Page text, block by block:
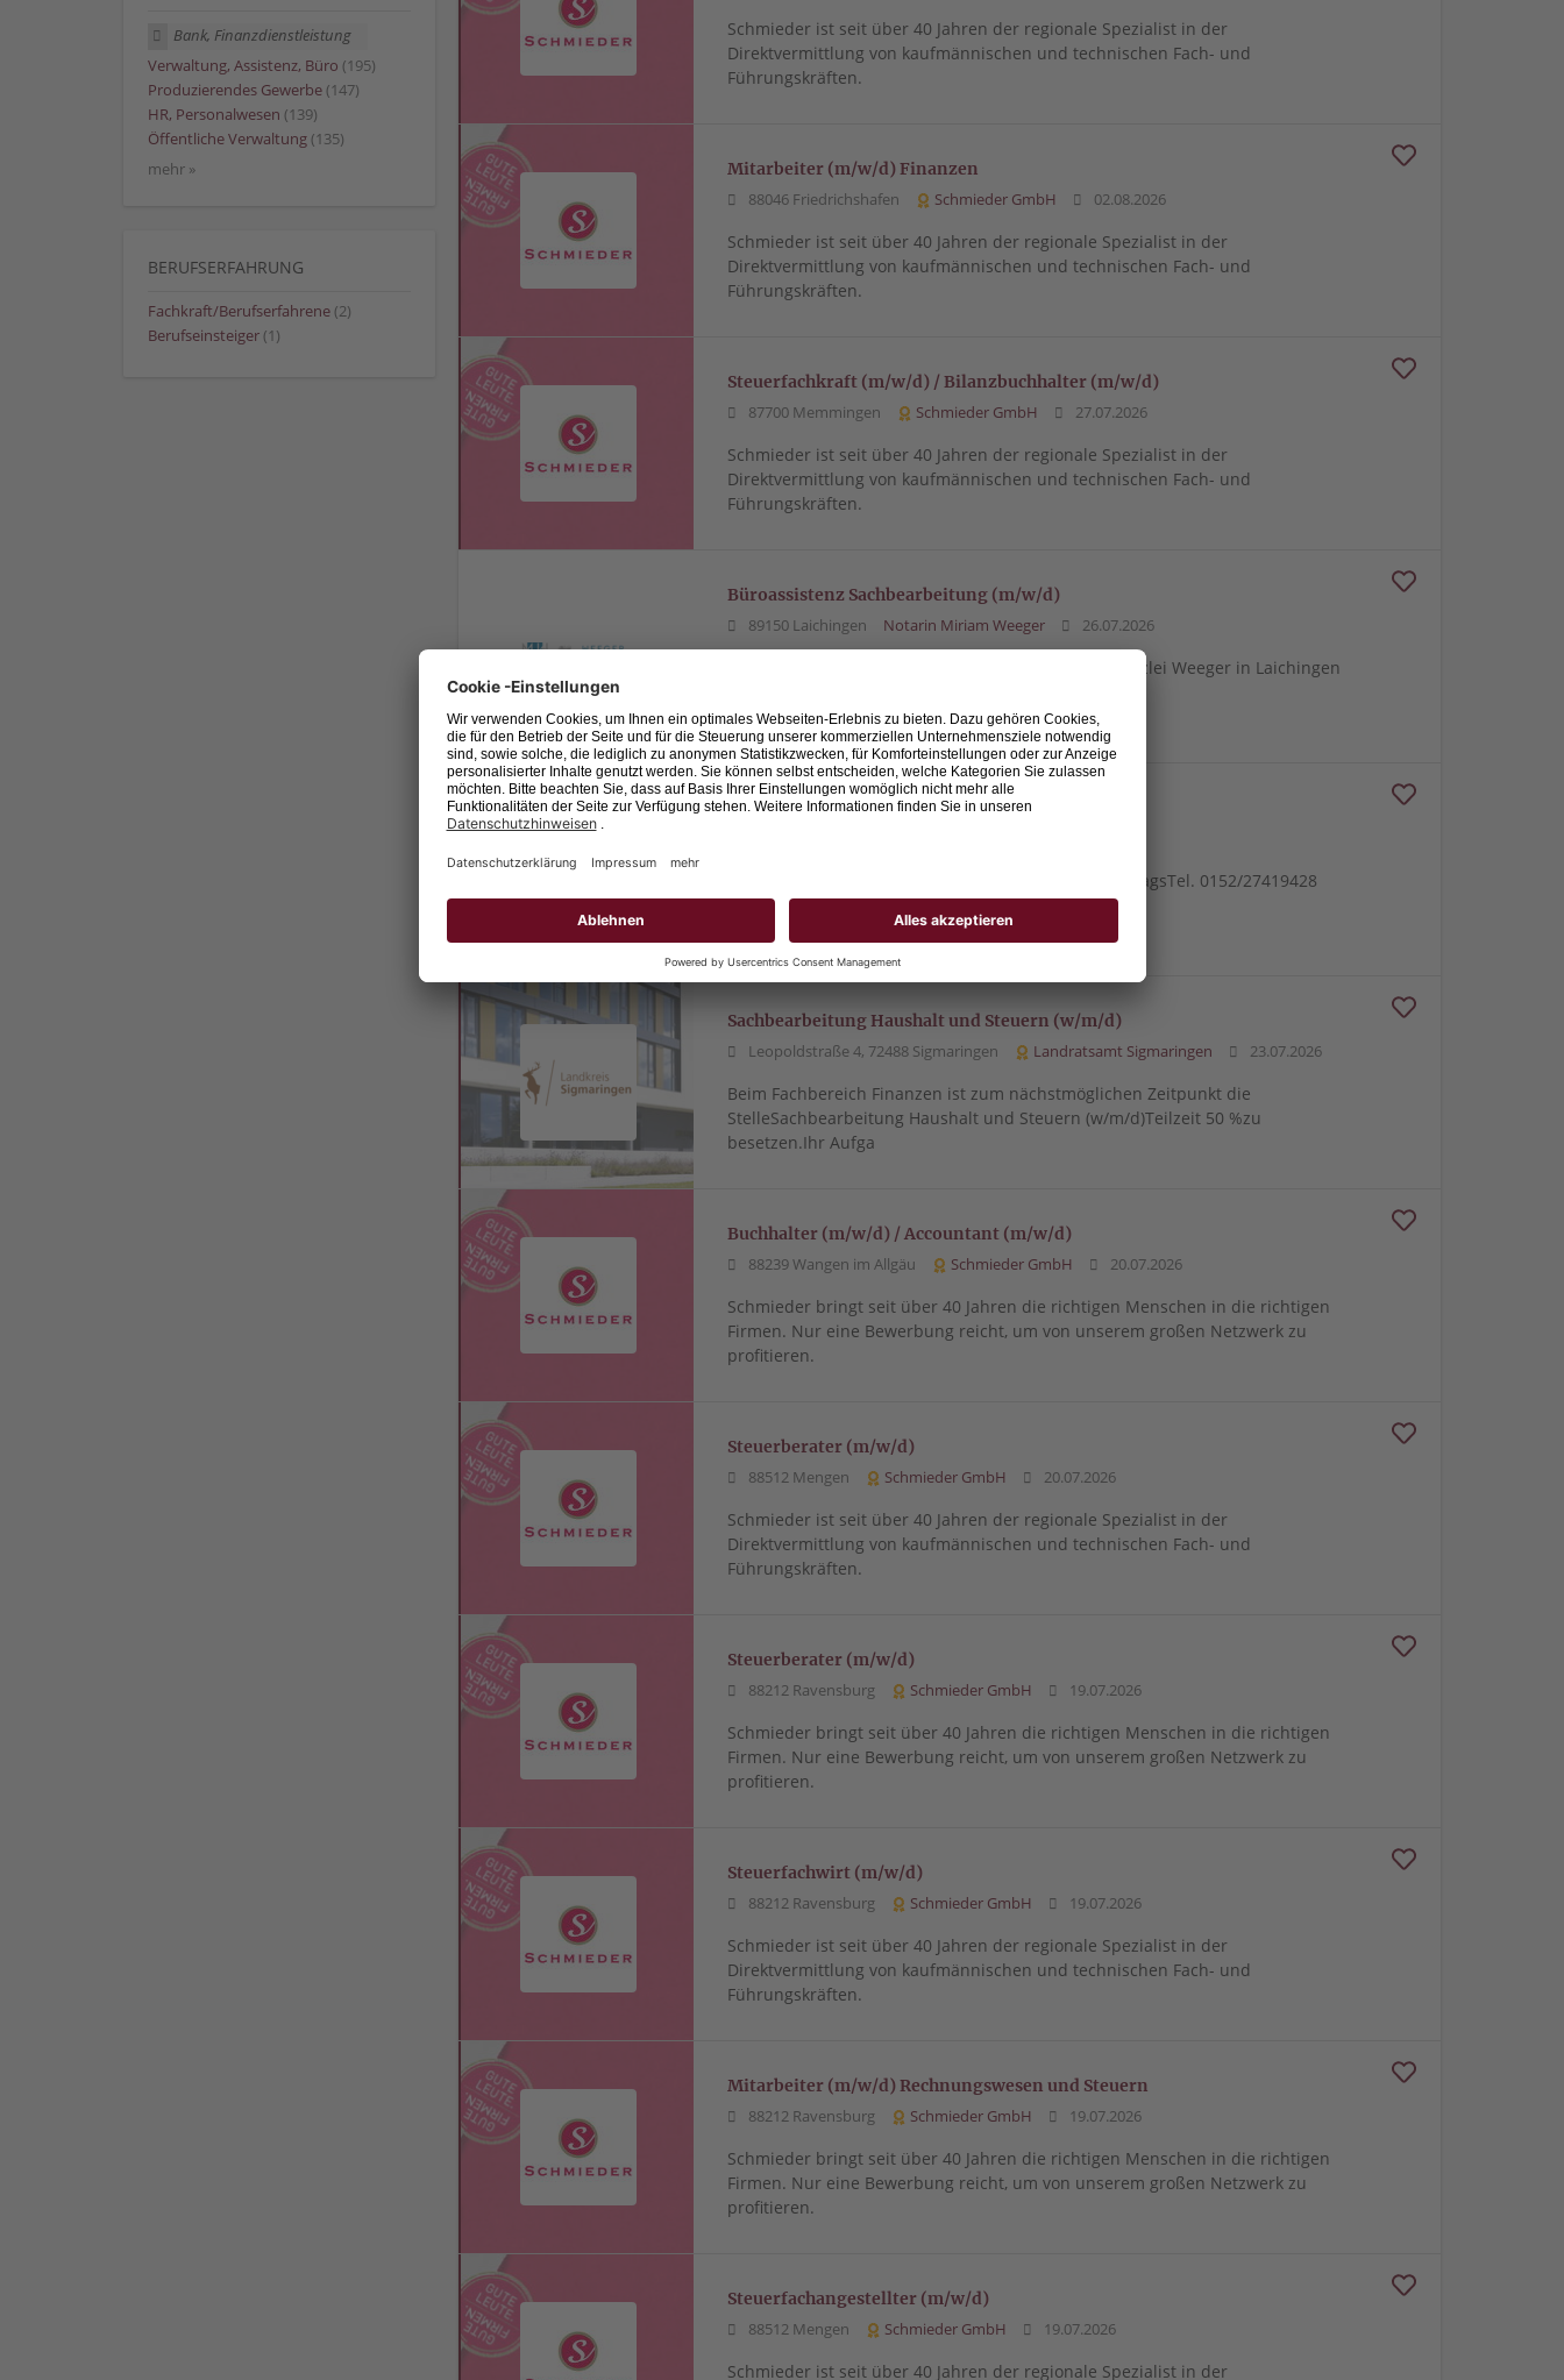
Schmieder ist seit über 40 Jahren der regionale Spezialist in der
Direktvermittlung von kaufmännischen und technischen Fach- und
Führungskräften.
Mitarbeiter (m/w/d) Finanzen
88046 Friedrichshafen Schmieder GmbH 02.08.2026
Schmieder ist seit über 40 Jahren der regionale Spezialist in der
Direktvermittlung von kaufmännischen und technischen Fach- und
Führungskräften.
Steuerfachkraft (m/w/d) / Bilanzbuchhalter (m/w/d)
87700 Memmingen Schmieder GmbH 27.07.2026
Schmieder ist seit über 40 Jahren der regionale Spezialist in der
Direktvermittlung von kaufmännischen und technischen Fach- und
Führungskräften.
Büroassistenz Sachbearbeitung (m/w/d)
89150 Laichingen Notarin Miriam Weeger 26.07.2026
Wir suchen Unterstützung!Unser Team der Notarkanzlei Weeger in Laichingen
Schreibkraft (m/w/d)
Suche Schreibkraftfür Büro in TUTMinijob oder halbtagsTel. 0152/27419428
Sachbearbeitung Haushalt und Steuern (w/m/d)
Leopoldstraße 4, 72488 Sigmaringen Landratsamt Sigmaringen 23.07.2026
Beim Fachbereich Finanzen ist zum nächstmöglichen Zeitpunkt die
StelleSachbearbeitung Haushalt und Steuern (w/m/d)Teilzeit 50 %zu
besetzen.Ihr Aufga
Buchhalter (m/w/d) / Accountant (m/w/d)
88239 Wangen im Allgäu Schmieder GmbH 20.07.2026
Schmieder bringt seit über 40 Jahren die richtigen Menschen in die richtigen
Firmen. Nur eine Bewerbung reicht, um von unserem großen Netzwerk zu
profitieren.
Steuerberater (m/w/d)
88512 Mengen Schmieder GmbH 20.07.2026
Schmieder ist seit über 40 Jahren der regionale Spezialist in der
Direktvermittlung von kaufmännischen und technischen Fach- und
Führungskräften.
Steuerberater (m/w/d)
88212 Ravensburg Schmieder GmbH 19.07.2026
Schmieder bringt seit über 40 Jahren die richtigen Menschen in die richtigen
Firmen. Nur eine Bewerbung reicht, um von unserem großen Netzwerk zu
profitieren.
Steuerfachwirt (m/w/d)
88212 Ravensburg Schmieder GmbH 19.07.2026
Schmieder ist seit über 40 Jahren der regionale Spezialist in der
Direktvermittlung von kaufmännischen und technischen Fach- und
Führungskräften.
Mitarbeiter (m/w/d) Rechnungswesen und Steuern
88212 Ravensburg Schmieder GmbH 19.07.2026
Schmieder bringt seit über 40 Jahren die richtigen Menschen in die richtigen
Firmen. Nur eine Bewerbung reicht, um von unserem großen Netzwerk zu
profitieren.
Steuerfachangestellter (m/w/d)
88512 Mengen Schmieder GmbH 19.07.2026
Schmieder ist seit über 40 Jahren der regionale Spezialist in der
Bank, Finanzdienstleistung
Verwaltung, Assistenz, Büro (195)
Produzierendes Gewerbe (147)
HR, Personalwesen (139)
Öffentliche Verwaltung (135)
mehr »
BERUFSERFAHRUNG
Fachkraft/Berufserfahrene (2)
Berufseinsteiger (1)